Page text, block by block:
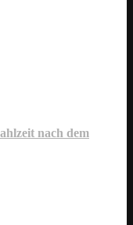
nach dem